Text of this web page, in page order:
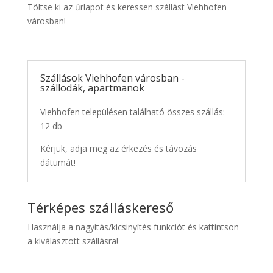
Töltse ki az űrlapot és keressen szállást Viehhofen
városban!
Szállások Viehhofen városban -
szállodák, apartmanok
Viehhofen településen található összes szállás:
12 db
Kérjük, adja meg az érkezés és távozás
dátumát!
Térképes szálláskereső
Használja a nagyítás/kicsinyítés funkciót és kattintson
a kiválasztott szállásra!